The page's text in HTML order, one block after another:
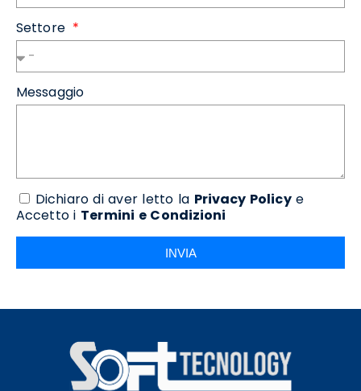
Settore
Messaggio
Dichiaro di aver letto la Privacy Policye
Accetto i Termini e Condizioni
INVIA